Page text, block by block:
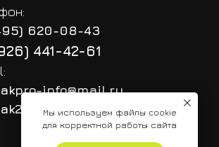
Мы используем файлы cookie
для корректной работы сайта
620-08-43
441-42-61
info@mail.ru